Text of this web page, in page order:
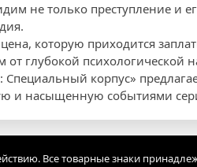
не только преступление и
которую приходится
от глубокой психологической
Специальный корпус»
и насыщенную событиями
Все товарные знаки